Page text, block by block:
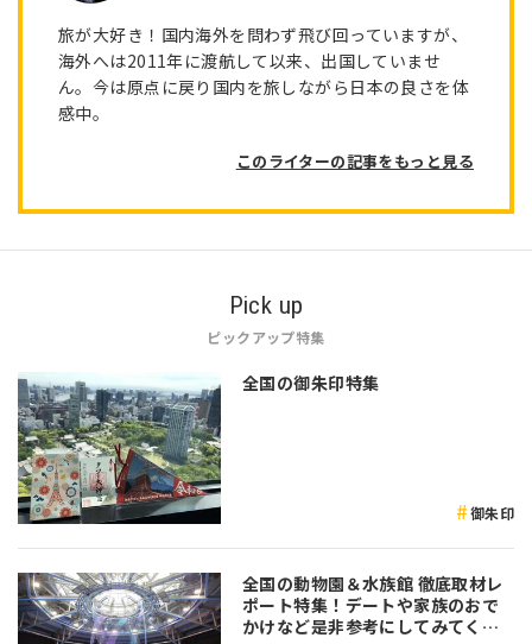
旅が大好き！国内海外を問わず飛び回っていますが、
海外へは2011年に渡航して以来、出国していませ
ん。今は原点に戻り国内を旅しながら日本の良さを体
感中。
このライターの記事をもっと見る
Pick up
ピックアップ特集
全国の御朱印特集
御朱印
全国の動物園＆水族館 徹底取材レ
ポート特集！デートや家族のおで
かけなど是非参考にしてみてくだ